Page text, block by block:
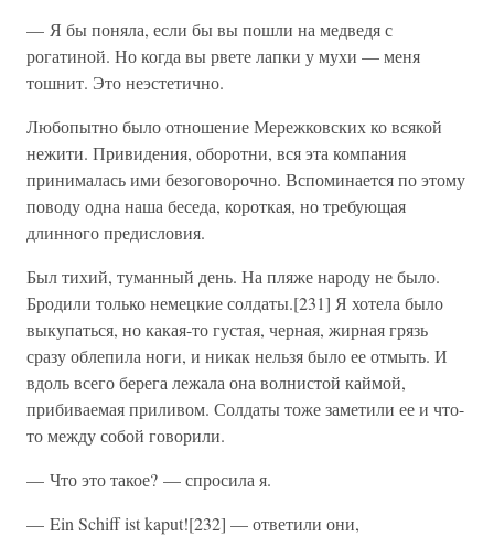
— Я бы поняла, если бы вы пошли на медведя с
рогатиной. Но когда вы рвете лапки у мухи — меня
тошнит. Это неэстетично.
Любопытно было отношение Мережковских ко всякой
нежити. Привидения, оборотни, вся эта компания
принималась ими безоговорочно. Вспоминается по этому
поводу одна наша беседа, короткая, но требующая
длинного предисловия.
Был тихий, туманный день. На пляже народу не было.
Бродили только немецкие солдаты.[231] Я хотела было
выкупаться, но какая-то густая, черная, жирная грязь
сразу облепила ноги, и никак нельзя было ее отмыть. И
вдоль всего берега лежала она волнистой каймой,
прибиваемая приливом. Солдаты тоже заметили ее и что-
то между собой говорили.
— Что это такое? — спросила я.
— Ein Schiff ist kaput![232] — ответили они,